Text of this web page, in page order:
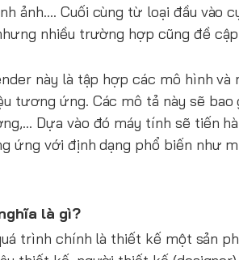
ảnh…. Cuối cùng từ loại đầu
nhiều trường hợp cũng đề
này là tập hợp các mô hình
tương ứng. Các mô tả này sẽ
Dựa vào đó máy tính sẽ tiến
ứng với định dạng phổ biến như
là gì?
trình chính là thiết kế một sản